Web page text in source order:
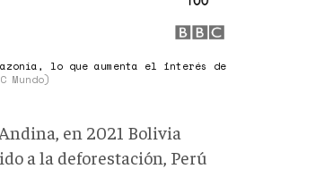
lo que aumenta el interés de
Mundo)
en 2021 Bolivia
a la deforestación, Perú